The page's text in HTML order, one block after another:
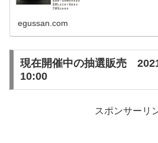
egussan.com
現在開催中の抽選販売
10:00
スポンサーリ